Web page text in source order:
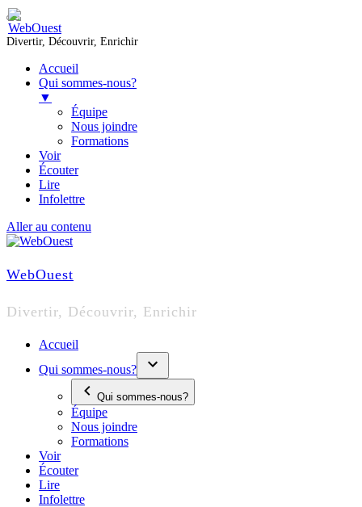
Divertir, Découvrir, Enrichir
Accueil
Qui sommes-nous?
▼
Équipe
Nous joindre
Formations
Voir
Écouter
Lire
Infolettre
Aller au contenu
WebOuest
Divertir, Découvrir, Enrichir
Accueil
Qui sommes-nous?
Qui sommes-nous?
Équipe
Nous joindre
Formations
Voir
Écouter
Lire
Infolettre